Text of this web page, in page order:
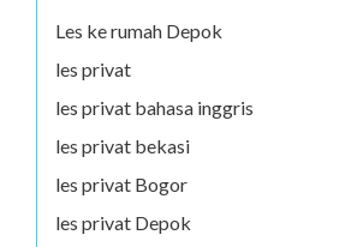
Les ke rumah Depok
les privat
les privat bahasa inggris
les privat bekasi
les privat Bogor
les privat Depok